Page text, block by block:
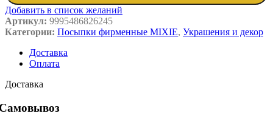
Добавить в список желаний
Артикул: 9995486826245
Категории: Посыпки фирменные MIXIE, Украшения и декор
Доставка
Оплата
Доставка